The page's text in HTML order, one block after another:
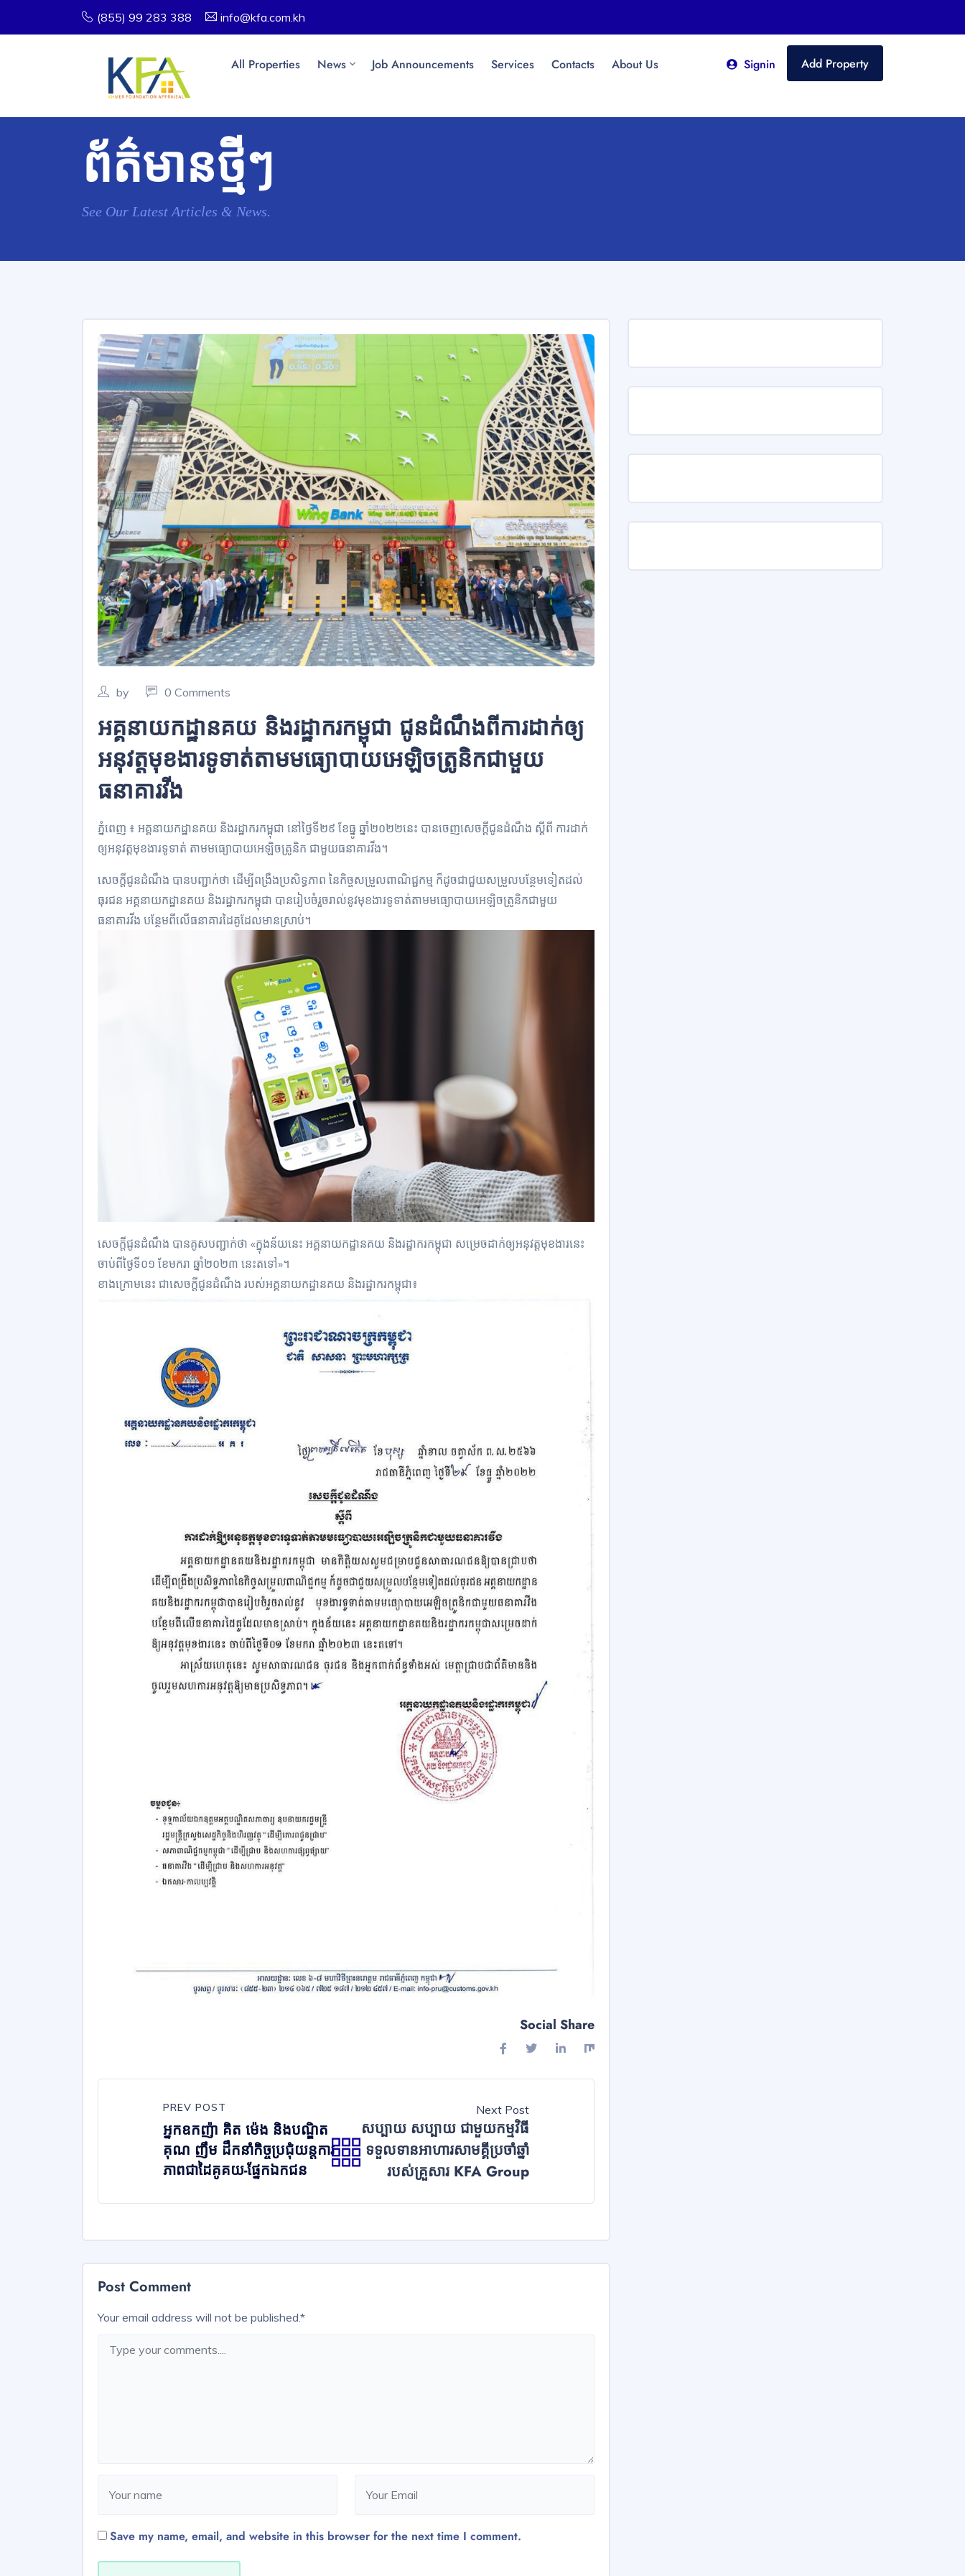
(855) 99 283 388 info@kfa.com.kh
All Properties News Job Announcements Services Contacts About Us Signin Add Property
ព័ត៌មានថ្មីៗ
See Our Latest Articles & News.
by 0 Comments
អគ្គនាយកដ្ឋានគយ និងរដ្ឋាករកម្ពុជា ជូនដំណឹងពីការដាក់ឲ្យ
អនុវត្តមុខងារទូទាត់តាមមធ្យោបាយអេឡិចត្រូនិកជាមួយ
ធនាគារវីង
ភ្នំពេញ ៖ អគ្គនាយកដ្ឋានគយ និងរដ្ឋាករកម្ពុជា នៅថ្ងៃទី២៩ ខែធ្នូ ឆ្នាំ២០២២នេះ បានចេញសេចក្តីជូនដំណឹង ស្តីពី ការដាក់
ឲ្យអនុវត្តមុខងារទូទាត់ តាមមធ្យោបាយអេឡិចត្រូនិក ជាមួយធនាគារវីង។
សេចក្ដីជូនដំណឹង បានបញ្ជាក់ថា ដើម្បីពង្រឹងប្រសិទ្ធភាព នៃកិច្ចសម្រួលពាណិជ្ជកម្ម ក៏ដូចជាជួយសម្រួលបន្ថែមទៀតដល់
ធុរជន អគ្គនាយកដ្ឋានគយ និងរដ្ឋាករកម្ពុជា បានរៀបចំរួចរាល់នូវមុខងារទូទាត់តាមមធ្យោបាយអេឡិចត្រូនិកជាមួយ
ធនាគារវីង បន្ថែមពីលើធនាគារដៃគូដែលមានស្រាប់។
សេចក្ដីជូនដំណឹង បានគូសបញ្ជាក់ថា «ក្នុងន័យនេះ អគ្គនាយកដ្ឋានគយ និងរដ្ឋាករកម្ពុជា សម្រេចដាក់ឲ្យអនុវត្តមុខងារនេះ
ចាប់ពីថ្ងៃទី០១ ខែមករា ឆ្នាំ២០២៣ នេះតទៅ»។
ខាងក្រោមនេះ ជាសេចក្ដីជូនដំណឹង របស់អគ្គនាយកដ្ឋានគយ និងរដ្ឋាករកម្ពុជា៖
Social Share
PREV POST
អ្នកឧកញ៉ា គិត ម៉េង និងបណ្ឌិត
គុណ ញឹម ដឹកនាំកិច្ចប្រជុំយន្តការ
ភាពជាដៃគូគយ-ផ្នែកឯកជន
Next Post
សប្បាយ សប្បាយ ជាមួយកម្មវិធី
ទទួលទានអាហារសាមគ្គីប្រចាំឆ្នាំ
របស់គ្រួសារ KFA Group
Post Comment
Your email address will not be published.*
Save my name, email, and website in this browser for the next time I comment.